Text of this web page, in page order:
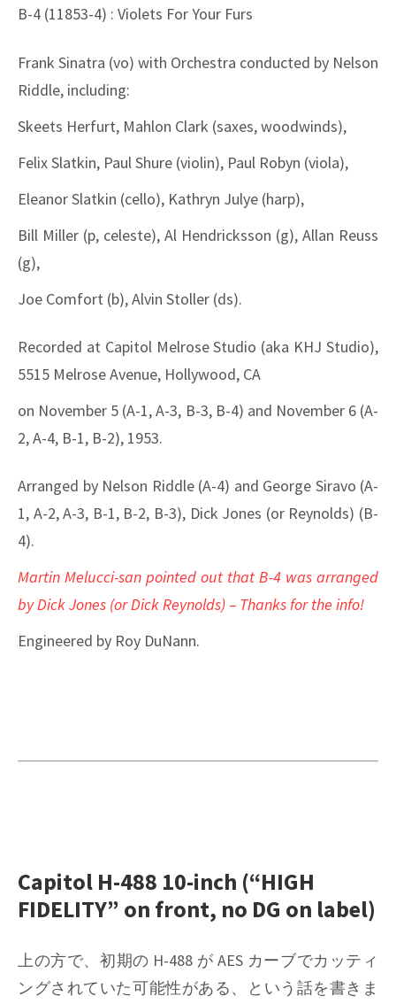
B-4 (11853-4) : Violets For Your Furs
Frank Sinatra (vo) with Orchestra conducted by Nelson
Riddle, including:
Skeets Herfurt, Mahlon Clark (saxes, woodwinds),
Felix Slatkin, Paul Shure (violin), Paul Robyn (viola),
Eleanor Slatkin (cello), Kathryn Julye (harp),
Bill Miller (p, celeste), Al Hendricksson (g), Allan Reuss
(g),
Joe Comfort (b), Alvin Stoller (ds).
Recorded at Capitol Melrose Studio (aka KHJ Studio),
5515 Melrose Avenue, Hollywood, CA
on November 5 (A-1, A-3, B-3, B-4) and November 6 (A-
2, A-4, B-1, B-2), 1953.
Arranged by Nelson Riddle (A-4) and George Siravo (A-
1, A-2, A-3, B-1, B-2, B-3), Dick Jones (or Reynolds) (B-
4).
Martin Melucci-san pointed out that B-4 was arranged
by Dick Jones (or Dick Reynolds) – Thanks for the info!
Engineered by Roy DuNann.
Capitol H-488 10-inch (“HIGH
FIDELITY” on front, no DG on label)
上の方で、初期の H-488 がAES カーブでカッティ
ングされていた可能性がある、という話を書きま